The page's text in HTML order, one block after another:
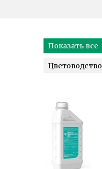
Показать все
Цветоводство